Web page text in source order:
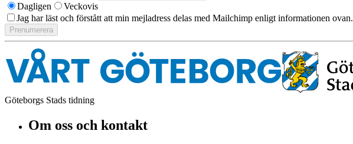
Dagligen
Veckovis
Jag har läst och förstått att min mejladress delas med Mailchimp enligt informationen ovan.
Göteborgs Stads tidning
Om oss och kontakt